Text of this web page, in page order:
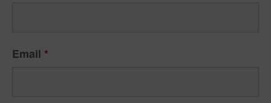
Email *